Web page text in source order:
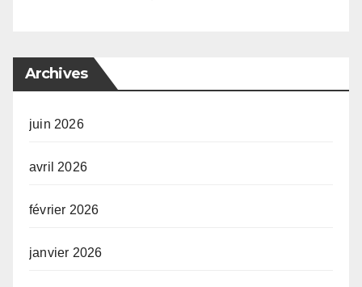
Archives
juin 2026
avril 2026
février 2026
janvier 2026